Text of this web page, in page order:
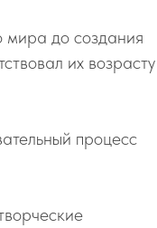
мира до создания
их возрасту
процесс